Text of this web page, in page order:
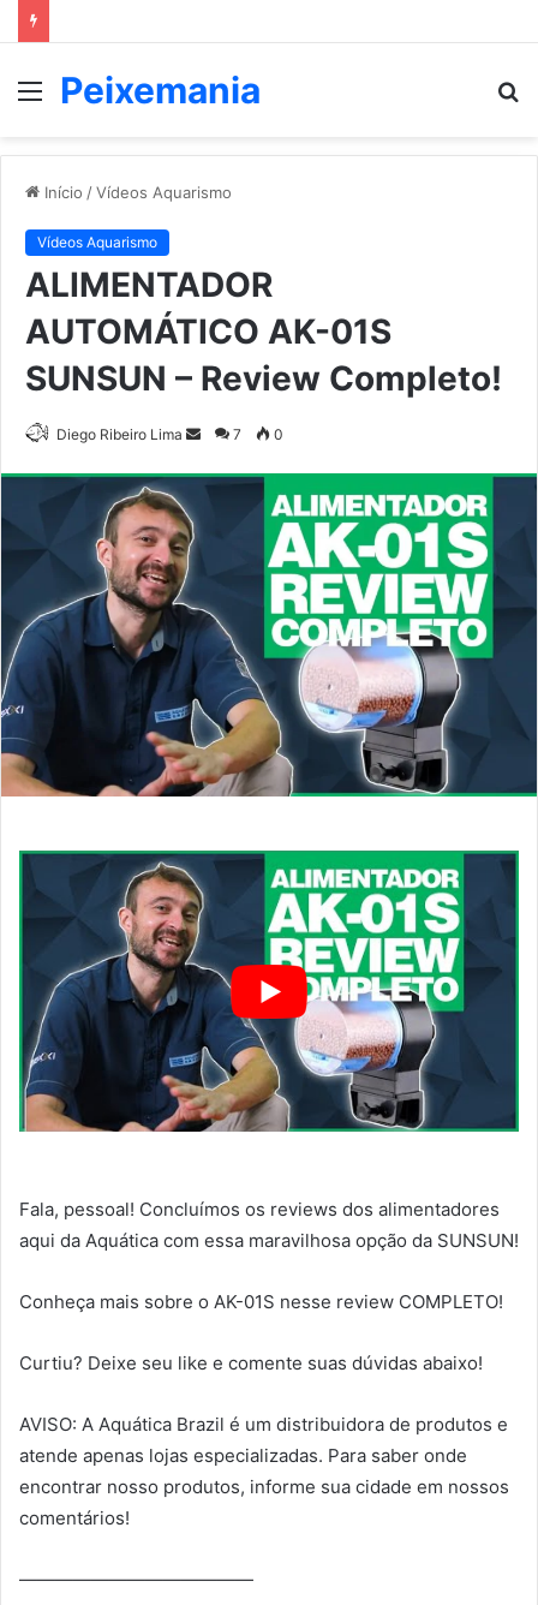
Menu
Peixemania
Início /Vídeos Aquarismo
Vídeos Aquarismo
ALIMENTADOR
AUTOMÁTICO AK-01S
SUNSUN – Review Completo!
Diego Ribeiro Lima
Mande
7 0
Fala, pessoal! Concluímos os reviews dos alimentadores
aqui da Aquática com essa maravilhosa opção da SUNSUN!
Conheça mais sobre o AK-01S nesse review COMPLETO!
Curtiu? Deixe seu like e comente suas dúvidas abaixo!
AVISO: A Aquática Brazil é um distribuidora de produtos e
atende apenas lojas especializadas. Para saber onde
encontrar nosso produtos, informe sua cidade em nossos
comentários!
—————————————